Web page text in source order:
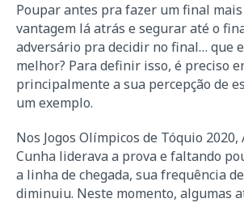
Poupar antes pra fazer um final
vantagem lá atrás e segurar até o
adversário pra decidir no final… que
melhor? Para definir isso, é preciso
principalmente a sua percepção de
um exemplo.
Nos Jogos Olímpicos de Tóquio
Cunha liderava a prova e faltando
a linha de chegada, sua frequência
diminuiu. Neste momento, algumas